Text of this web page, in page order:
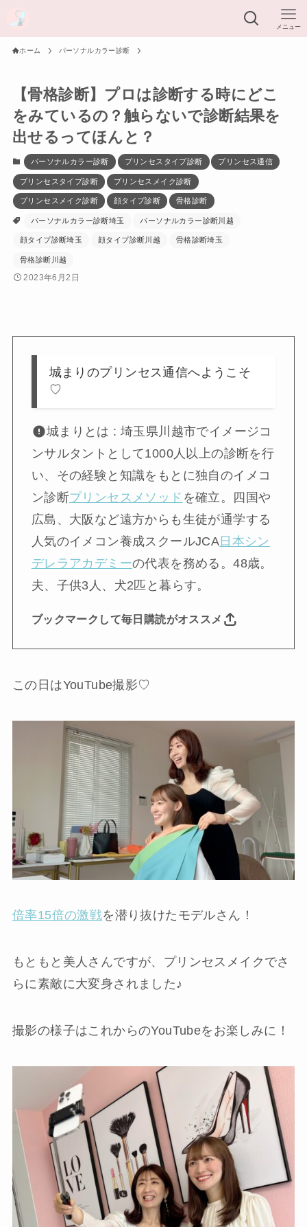
メニュー
ホーム パーソナルカラー診断
【骨格診断】プロは診断する時にどこ
をみているの？触らないで診断結果を
出せるってほんと？
パーソナルカラー診断 プリンセスタイプ診断 プリンセス通信
プリンセスタイプ診断 プリンセスメイク診断
プリンセスメイク診断 顔タイプ診断 骨格診断
パーソナルカラー診断埼玉 パーソナルカラー診断川越
顔タイプ診断埼玉 顔タイプ診断川越 骨格診断埼玉
骨格診断川越
2023年6月2日
城まりのプリンセス通信へようこそ
♡
城まりとは : 埼玉県川越市でイメージコ
ンサルタントとして1000人以上の診断を行
い、その経験と知識をもとに独自のイメコ
ン診断プリンセスメソッド を確立。四国や
広島、大阪など遠方からも生徒が通学する
人気のイメコン養成スクールJCA日本シン
デレラアカデミーの代表を務める。48歳。
夫、子供3人、犬2匹と暮らす。
ブックマークして毎日購読がオススメ
この日はYouTube撮影♡
倍率15倍の激戦を潜り抜けたモデルさん！
もともと美人さんですが、プリンセスメイクでさ
らに素敵に大変身されました♪
撮影の様子はこれからのYouTubeをお楽しみに！